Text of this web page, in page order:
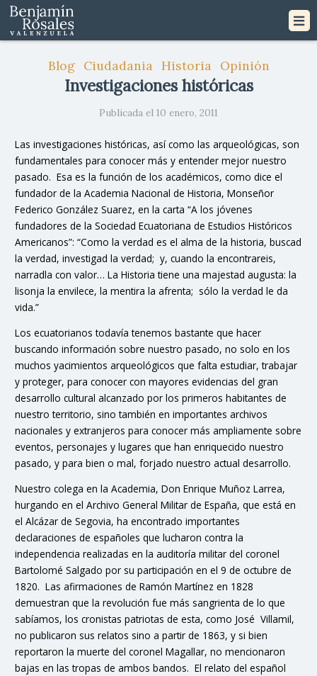
Blog Ciudadania Historia Opinión
Investigaciones históricas
Publicada el 10 enero, 2011
Las investigaciones históricas, así como las arqueológicas, son
fundamentales para conocer más y entender mejor nuestro
pasado. Esa es la función de los académicos, como dice el
fundador de la Academia Nacional de Historia, Monseñor
Federico González Suarez, en la carta “A los jóvenes
fundadores de la Sociedad Ecuatoriana de Estudios Históricos
Americanos”: “Como la verdad es el alma de la historia, buscad
la verdad, investigad la verdad; y, cuando la encontrareis,
narradla con valor… La Historia tiene una majestad augusta: la
lisonja la envilece, la mentira la afrenta; sólo la verdad le da
vida.”
Los ecuatorianos todavía tenemos bastante que hacer
buscando información sobre nuestro pasado, no solo en los
muchos yacimientos arqueológicos que falta estudiar, trabajar
y proteger, para conocer con mayores evidencias del gran
desarrollo cultural alcanzado por los primeros habitantes de
nuestro territorio, sino también en importantes archivos
nacionales y extranjeros para conocer más ampliamente sobre
eventos, personajes y lugares que han enriquecido nuestro
pasado, y para bien o mal, forjado nuestro actual desarrollo.
Nuestro colega en la Academia, Don Enrique Muñoz Larrea,
hurgando en el Archivo General Militar de España, que está en
el Alcázar de Segovia, ha encontrado importantes
declaraciones de españoles que lucharon contra la
independencia realizadas en la auditoría militar del coronel
Bartolomé Salgado por su participación en el 9 de octubre de
1820. Las afirmaciones de Ramón Martínez en 1828
demuestran que la revolución fue más sangrienta de lo que
sabíamos, los cronistas patriotas de esta, como José Villamil,
no publicaron sus relatos sino a partir de 1863, y si bien
reportaron la muerte del coronel Magallar, no mencionaron
bajas en las tropas de ambos bandos. El relato del español